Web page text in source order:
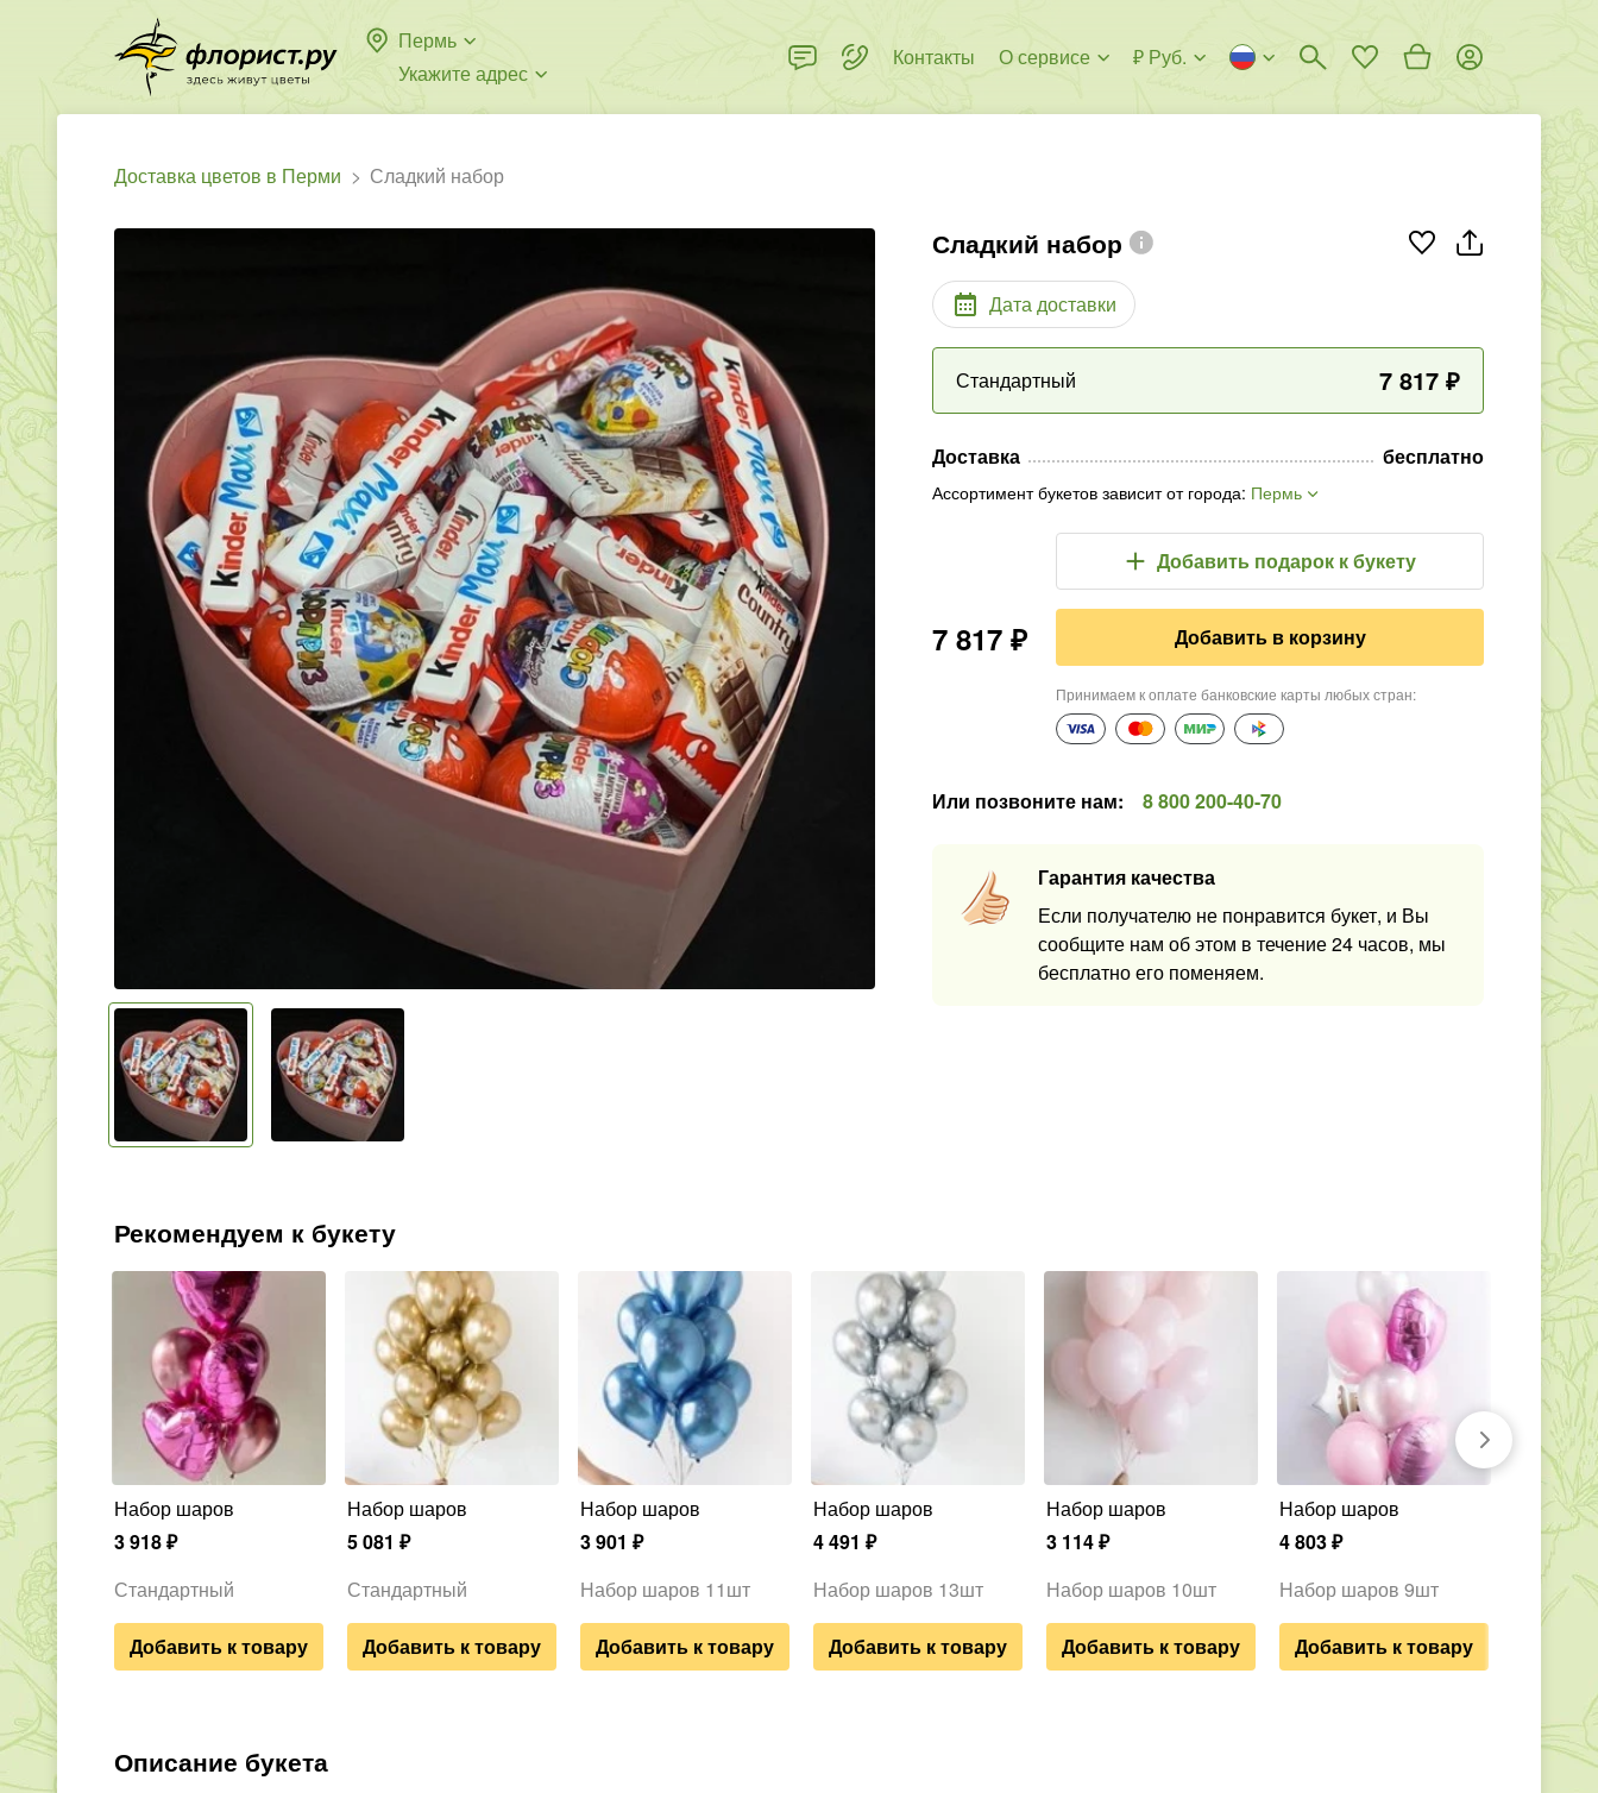
Пермь
Укажите адрес
Контакты О сервисе ₽ Руб.
Доставка цветов в Перми Сладкий набор
Сладкий набор
Дата доставки
Стандартный 7 817 ₽
Доставка бесплатно
Ассортимент букетов зависит от города: Пермь
7 817 ₽
Добавить подарок к букету
Добавить в корзину
Принимаем к оплате банковские карты любых стран:
Или позвоните нам: 8 800 200-40-70
Гарантия качества
Если получателю не понравится букет, и Вы
сообщите нам об этом в течение 24 часов, мы
бесплатно его поменяем.
Рекомендуем к букету
Набор шаров
3 918₽
Стандартный
Добавить к товару
Набор шаров
5 081 ₽
Стандартный
Добавить к товару
Набор шаров
3 901 ₽
Набор шаров 11шт
Добавить к товару
Набор шаров
4 491 ₽
Набор шаров 13шт
Добавить к товару
Набор шаров
3 114₽
Набор шаров 10шт
Добавить к товару
Набор шаров
4 803₽
Набор шаров 9шт
Добавить к товару
Набор
9 213
Набор
Описание букета